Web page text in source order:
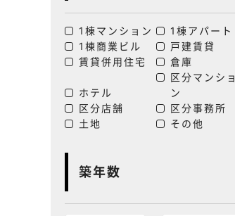
1棟マンション
1棟アパート
1棟商業ビル
戸建賃貸
賃貸併用住宅
倉庫
ホテル
区分マンショ
ン
区分店舗
区分事務所
土地
その他
築年数